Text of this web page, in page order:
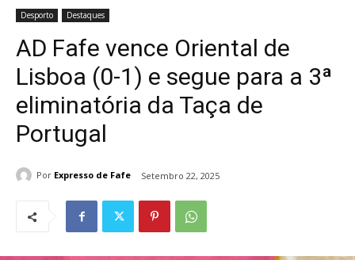
Desporto Destaques
AD Fafe vence Oriental de
Lisboa (0-1) e segue para a 3ª
eliminatória da Taça de
Portugal
Por Expresso de Fafe Setembro 22, 2025